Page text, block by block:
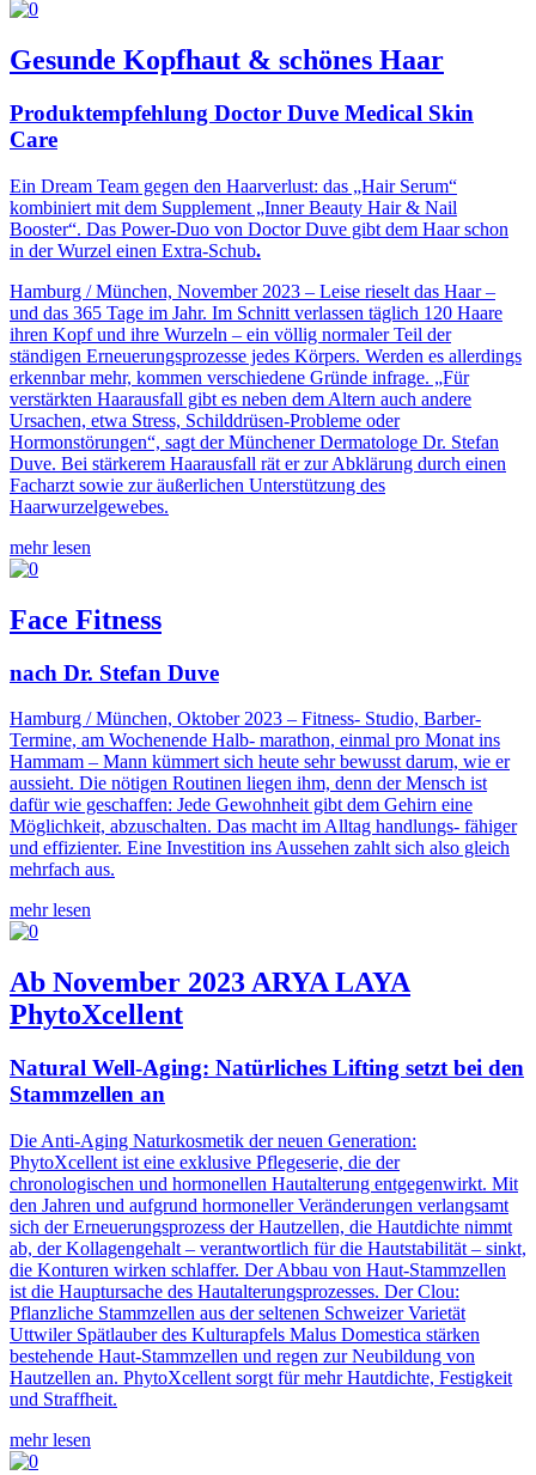
Gesunde Kopfhaut & schönes Haar
Produktempfehlung Doctor Duve Medical Skin
Care
Ein Dream Team gegen den Haarverlust: das „Hair Serum“
kombiniert mit dem Supplement „Inner Beauty Hair & Nail
Booster“. Das Power-Duo von Doctor Duve gibt dem Haar schon
in der Wurzel einen Extra-Schub.
Hamburg / München, November 2023 – Leise rieselt das Haar –
und das 365 Tage im Jahr. Im Schnitt verlassen täglich 120 Haare
ihren Kopf und ihre Wurzeln – ein völlig normaler Teil der
ständigen Erneuerungsprozesse jedes Körpers. Werden es allerdings
erkennbar mehr, kommen verschiedene Gründe infrage. „Für
verstärkten Haarausfall gibt es neben dem Altern auch andere
Ursachen, etwa Stress, Schilddrüsen-Probleme oder
Hormonstörungen“, sagt der Münchener Dermatologe Dr. Stefan
Duve. Bei stärkerem Haarausfall rät er zur Abklärung durch einen
Facharzt sowie zur äußerlichen Unterstützung des
Haarwurzelgewebes.
mehr lesen
Face Fitness
nach Dr. Stefan Duve
Hamburg / München, Oktober 2023 – Fitness- Studio, Barber-
Termine, am Wochenende Halb- marathon, einmal pro Monat ins
Hammam – Mann kümmert sich heute sehr bewusst darum, wie er
aussieht. Die nötigen Routinen liegen ihm, denn der Mensch ist
dafür wie geschaffen: Jede Gewohnheit gibt dem Gehirn eine
Möglichkeit, abzuschalten. Das macht im Alltag handlungs- fähiger
und effizienter. Eine Investition ins Aussehen zahlt sich also gleich
mehrfach aus.
mehr lesen
Ab November 2023 ARYA LAYA
PhytoXcellent
Natural Well-Aging: Natürliches Lifting setzt bei den
Stammzellen an
Die Anti-Aging Naturkosmetik der neuen Generation:
PhytoXcellent ist eine exklusive Pflegeserie, die der
chronologischen und hormonellen Hautalterung entgegenwirkt. Mit
den Jahren und aufgrund hormoneller Veränderungen verlangsamt
sich der Erneuerungsprozess der Hautzellen, die Hautdichte nimmt
ab, der Kollagengehalt – verantwortlich für die Hautstabilität – sinkt,
die Konturen wirken schlaffer. Der Abbau von Haut-Stammzellen
ist die Hauptursache des Hautalterungsprozesses. Der Clou:
Pflanzliche Stammzellen aus der seltenen Schweizer Varietät
Uttwiler Spätlauber des Kulturapfels Malus Domestica stärken
bestehende Haut-Stammzellen und regen zur Neubildung von
Hautzellen an. PhytoXcellent sorgt für mehr Hautdichte, Festigkeit
und Straffheit.
mehr lesen